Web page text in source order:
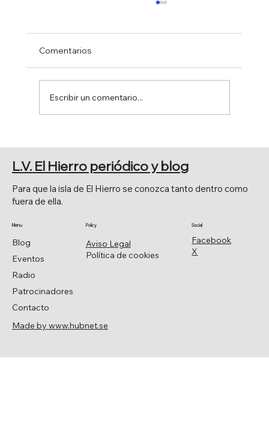
BAJADA DE SAN SALVADOR
Comentarios
Escribir un comentario...
Facebook
X
Social
Aviso Legal
Política de cookies
Policy
Blog
Eventos
Radio
Patrocinadores
Contacto
Menu
Para que la isla de El Hierro se conozca tanto dentro como
fuera de ella.
L.V. El Hierro periódico y blog
Made by www.hubnet.se